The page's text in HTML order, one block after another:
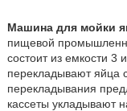
Машина для мойки
пищевой
состоит из емкости 3
перекладывают яйца
перекладывания
кассеты укладывают